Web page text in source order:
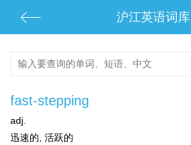
沪江英语词库
fast-stepping
adj.
迅速的, 活跃的